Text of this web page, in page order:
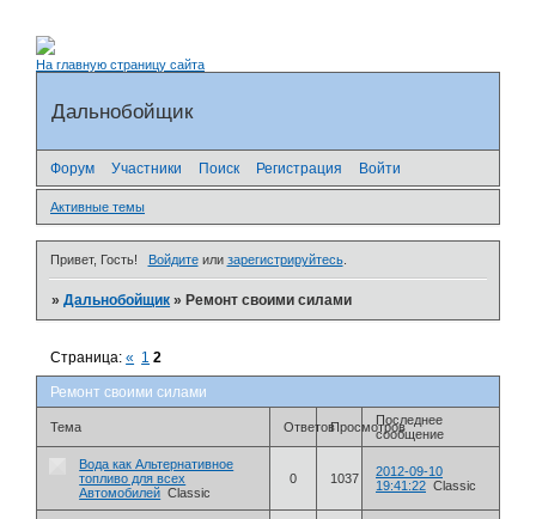
На главную страницу сайта
Дальнобойщик
Форум Участники Поиск Регистрация Войти
Активные темы
Привет, Гость! Войдитеили зарегистрируйтесь.
»Дальнобойщик »Ремонт своими силами
Ремонт своими силами
Страница:« 1 2
Тема ОтветовПросмотровПоследнее
сообщение
Вода как Альтернативное
топливо для всех
Автомобилей Classic
0 1037
2012-09-10
19:41:22 Classic